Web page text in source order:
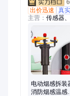
出价迅速
真
主营： 传感器
子秤、机械抓
凝土振动棒、
门、磨片磨头
消防器材
电动烟感拆装
消防烟感温感火